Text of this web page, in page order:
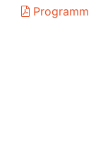
Programm